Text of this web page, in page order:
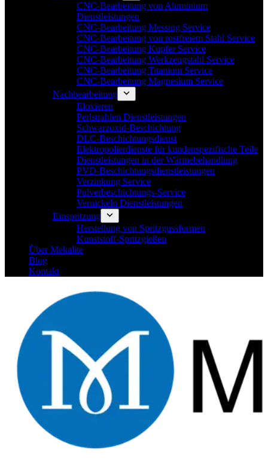
CNC-Bearbeitung von Aluminium
Dienstleistungen
CNC-Bearbeitung Messing Service
CNC-Bearbeitung von rostfreiem Stahl Service
CNC-Bearbeitung Kupfer Service
CNC-Bearbeitung Werkzeugstahl Service
CNC-Bearbeitung Titanium Service
CNC-Bearbeitung Magnesium Service
Nachbearbeitung
Eloxieren
Perlstrahlen Dienstleistungen
Schwarzoxid-Beschichtung
DLC-Beschichtungsdienst
Elektropolierdienste für kundenspezifische Teile
Dienstleistungen in der Wärmebehandlung
PVD-Beschichtungsdienstleistungen
Verzinkung Service
Pulverbeschichtungs-Service
Vernickeln Dienstleistungen
Einspritzung
Herstellung von Spritzgussformen
Kunststoff-Spritzgießen
Über Mekalite
Blog
Kontakt